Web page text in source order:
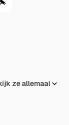
ze allemaal